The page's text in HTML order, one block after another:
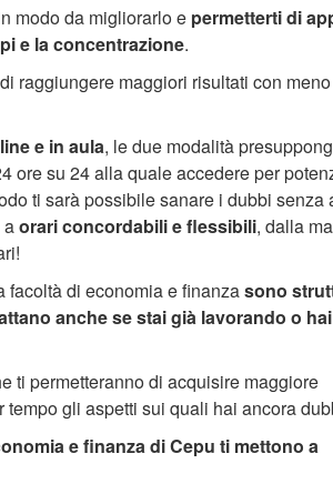
modo da migliorarlo e permetterti di
e la concentrazione.
raggiungere maggiori risultati con
e in aula, le due modalità
ore su 24 alla quale accedere per
ti sarà possibile sanare i dubbi senza
aorari concordabili e flessibili, dalla
facoltà di economia e finanzasono
anche se stai già lavorando o
ti permetteranno di acquisire maggiore
gli aspetti sui quali hai ancora
e finanza di Cepu ti mettono a